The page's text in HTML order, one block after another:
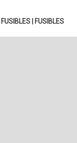
FUSIBLES FUSIBLES